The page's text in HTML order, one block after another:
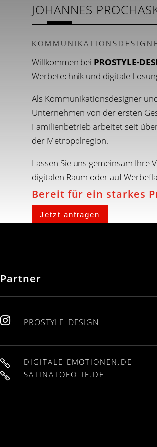
JOHANNES
Willkommen bei PROSTYLE-
Werbetechnik und digitale
Als Kommunikationsdesigner
Unternehmen von der ersten
Familienbetrieb arbeitet seit
der Metropolregion.
Lassen Sie uns gemeinsam Ihre
digitalen Raum oder auf
Bereit für ein starkes
Jetzt anfragen
Partner
 PROSTYLE_DESIGN
 DIGITALE-EMOTIONEN.DE
 SATINATOFOLIE.DE